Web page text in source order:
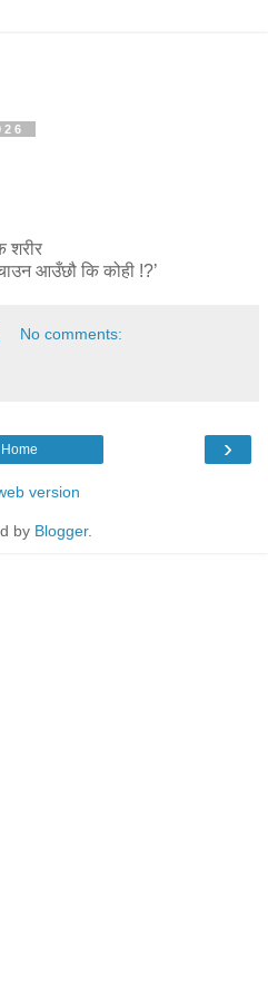
शरीर
आउँछौ कि कोही !?’
No comments:
›
Home
version
by Blogger.